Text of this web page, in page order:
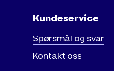
Kundeservice
Spørsmål og svar
Kontakt oss